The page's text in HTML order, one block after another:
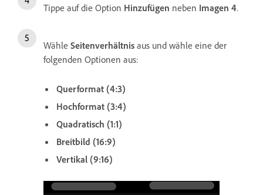
Tippe auf die Option Hinzufügen neben Imagen 4.
Wähle Seitenverhältnis aus und wähle eine der
folgenden Optionen aus:
Querformat (4:3)
Hochformat (3:4)
Quadratisch (1:1)
Breitbild (16:9)
Vertikal (9:16)